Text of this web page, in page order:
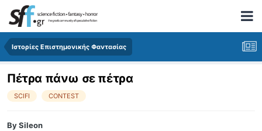
Ιστορίες Επιστημονικής Φαντασίας
Πέτρα πάνω σε πέτρα
SCIFI CONTEST
BySileon